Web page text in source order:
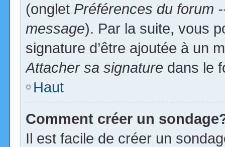
(onglet Préférences du forum
message). Par la suite, vous
signature d’être ajoutée à un
Attacher sa signature dans le
Haut
Comment créer un
Il est facile de créer un